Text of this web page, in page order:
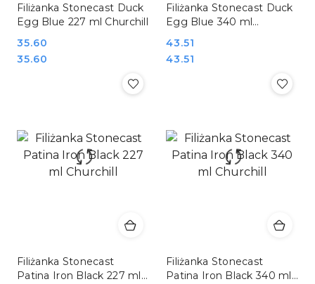
Filiżanka Stonecast Duck
Egg Blue 227 ml Churchill
Cena:
35.60
Cena:
35.60
Filiżanka Stonecast Duck
Egg Blue 340 ml
Cena:
43.51
Cena:
43.51
Filiżanka Stonecast
Patina Iron Black 227 ml
Filiżanka Stonecast
Patina Iron Black 340 ml